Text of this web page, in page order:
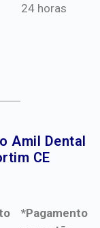
24 horas
Amil Dental
CE
*Pagamento